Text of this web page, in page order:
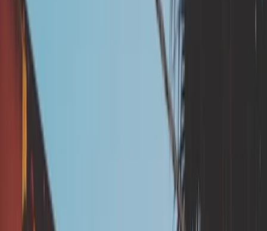
GESTION DES EAUX TRAVAUX
Cette prestation fait partie de la
phase
Le dispositif d'aides aux ménages est
découpé en deux phases : La phase étude
(qui comprend la réalisation du diagnostic
de vulnérabilité), et la phase travaux (qui
comprend la réalisation des travaux de
prévention). Cette prestation relève de la
phase travaux.